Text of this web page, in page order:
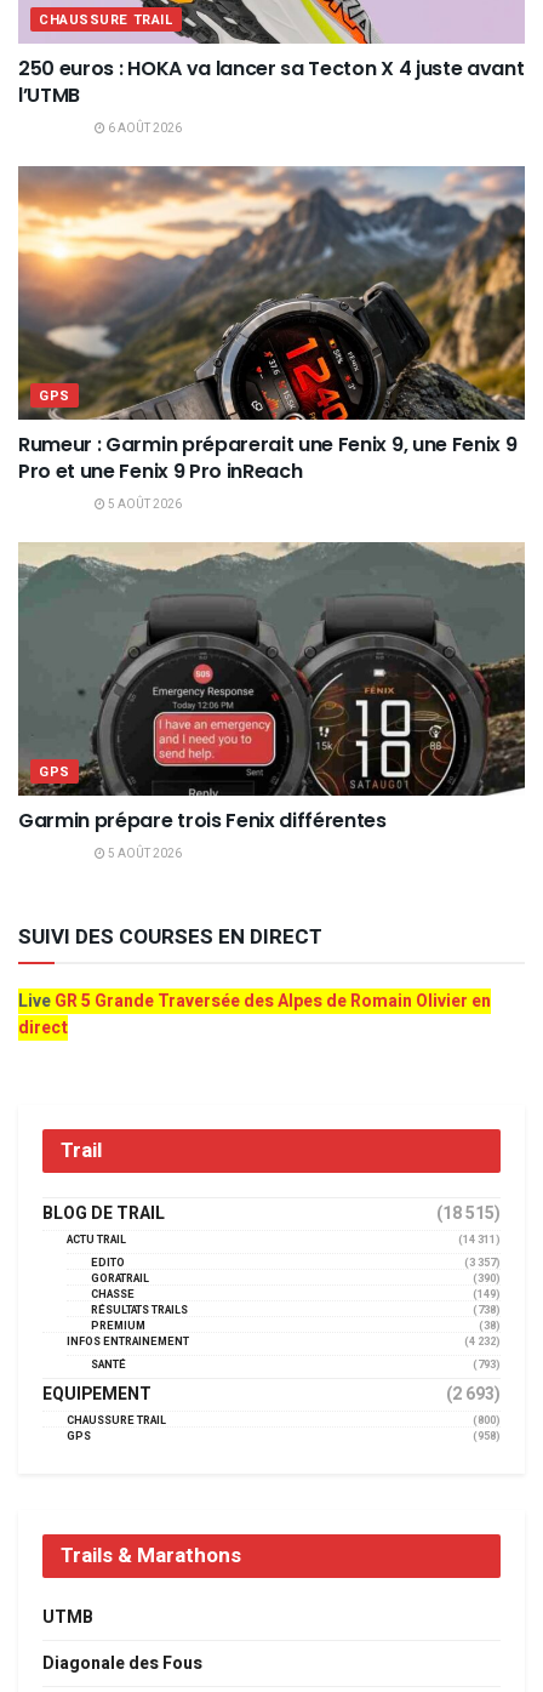
CHAUSSURE TRAIL
250 euros : HOKA va lancer sa Tecton X 4 juste avant
l’UTMB
6 AOÛT 2026
GPS
Rumeur : Garmin préparerait une Fenix 9, une Fenix 9
Pro et une Fenix 9 Pro inReach
5 AOÛT 2026
GPS
Garmin prépare trois Fenix différentes
5 AOÛT 2026
SUIVI DES COURSES EN DIRECT
LiveGR 5 Grande Traversée des Alpes de Romain Olivier en
direct
Trail
BLOG DE TRAIL (18 515)
ACTU TRAIL
(14 311)
EDITO
(3 357)
GORATRAIL
(390)
CHASSE
(149)
RÉSULTATS TRAILS
(738)
PREMIUM
(38)
INFOS ENTRAINEMENT
(4 232)
SANTÉ
(793)
EQUIPEMENT (2 693)
CHAUSSURE TRAIL
(800)
GPS
(958)
Trails & Marathons
UTMB
Diagonale des Fous